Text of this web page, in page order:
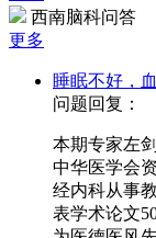
西南脑科问答
更多
睡眠不好，
问题回复：
本期专家左
中华医学会
经内科从事
表学术论文